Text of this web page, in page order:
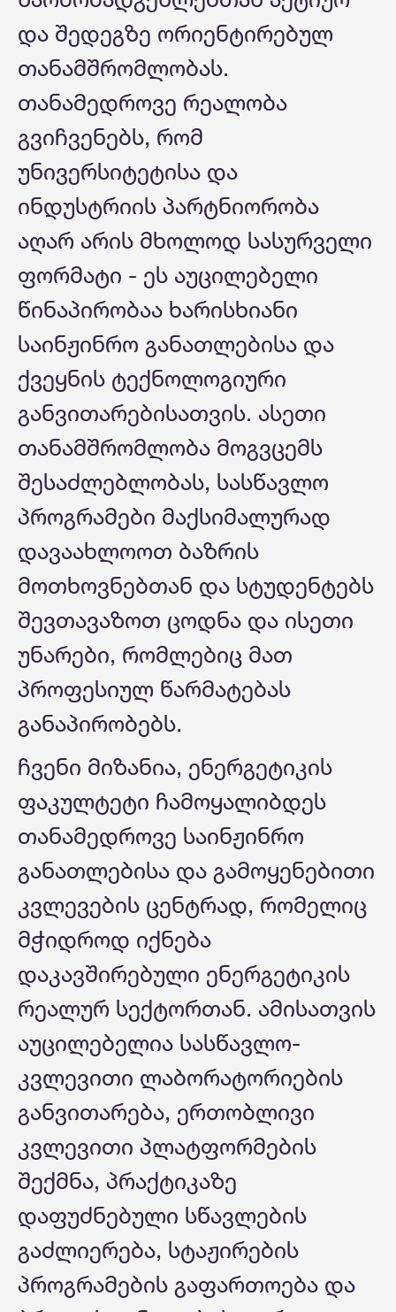
და შედეგზე ორიენტირებულ
თანამშრომლობას.
თანამედროვე რეალობა
გვიჩვენებს, რომ
უნივერსიტეტისა და
ინდუსტრიის პარტნიორობა
აღარ არის მხოლოდ სასურველი
ფორმატი - ეს აუცილებელი
წინაპირობაა ხარისხიანი
საინჟინრო განათლებისა და
ქვეყნის ტექნოლოგიური
განვითარებისათვის. ასეთი
თანამშრომლობა მოგვცემს
შესაძლებლობას, სასწავლო
პროგრამები მაქსიმალურად
დავაახლოოთ ბაზრის
მოთხოვნებთან და სტუდენტებს
შევთავაზოთ ცოდნა და ისეთი
უნარები, რომლებიც მათ
პროფესიულ წარმატებას
განაპირობებს.
ჩვენი მიზანია, ენერგეტიკის
ფაკულტეტი ჩამოყალიბდეს
თანამედროვე საინჟინრო
განათლებისა და გამოყენებითი
კვლევების ცენტრად, რომელიც
მჭიდროდ იქნება
დაკავშირებული ენერგეტიკის
რეალურ სექტორთან. ამისათვის
აუცილებელია სასწავლო-
კვლევითი ლაბორატორიების
განვითარება, ერთობლივი
კვლევითი პლატფორმების
შექმნა, პრაქტიკაზე
დაფუძნებული სწავლების
გაძლიერება, სტაჟირების
პროგრამების გაფართოება და